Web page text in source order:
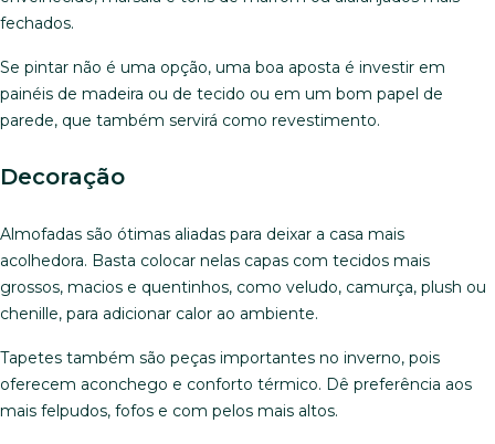
fechados.
Se pintar não é uma opção, uma boa aposta é investir em
painéis de madeira ou de tecido ou em um bom papel de
parede, que também servirá como revestimento.
Decoração
Almofadas são ótimas aliadas para deixar a casa mais
acolhedora. Basta colocar nelas capas com tecidos mais
grossos, macios e quentinhos, como veludo, camurça, plush ou
chenille, para adicionar calor ao ambiente.
Tapetes também são peças importantes no inverno, pois
oferecem aconchego e conforto térmico. Dê preferência aos
mais felpudos, fofos e com pelos mais altos.